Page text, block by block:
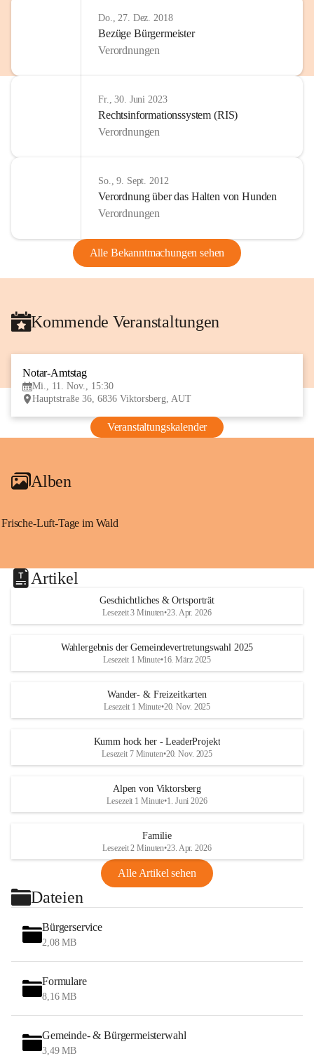
Do., 27. Dez. 2018
Bezüge Bürgermeister
Verordnungen
Fr., 30. Juni 2023
Rechtsinformationssystem (RIS)
Verordnungen
So., 9. Sept. 2012
Verordnung über das Halten von Hunden
Verordnungen
Alle Bekanntmachungen sehen
Kommende Veranstaltungen
Notar-Amtstag
Mi., 11. Nov., 15:30
Hauptstraße 36, 6836 Viktorsberg, AUT
Veranstaltungskalender
Alben
Frische-Luft-Tage im Wald
Artikel
Geschichtliches & Ortsporträt
Lesezeit 3 Minuten•23. Apr. 2026
Wahlergebnis der Gemeindevertretungswahl 2025
Lesezeit 1 Minute•16. März 2025
Wander- & Freizeitkarten
Lesezeit 1 Minute•20. Nov. 2025
Kumm hock her - LeaderProjekt
Lesezeit 7 Minuten•20. Nov. 2025
Alpen von Viktorsberg
Lesezeit 1 Minute•1. Juni 2026
Familie
Lesezeit 2 Minuten•23. Apr. 2026
Alle Artikel sehen
Dateien
Bürgerservice
2,08 MB
Formulare
8,16 MB
Gemeinde- & Bürgermeisterwahl
3,49 MB